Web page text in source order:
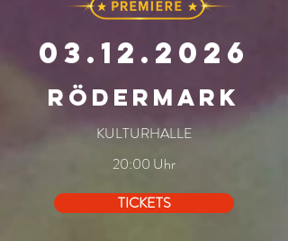
03.12.2026
RÖDERMARK
KULTURHALLE
20:00 Uhr
TICKETS